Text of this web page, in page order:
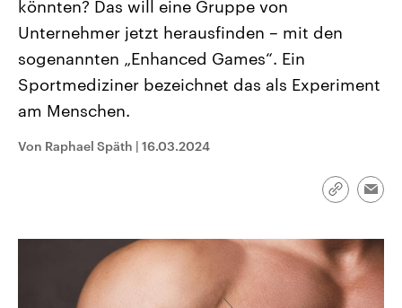
Bundesland von einer Koalition aus
Umfragen, Prognosen,
und Hintergründe zu den Parteien
und Kandidaten der anstehenden
Wahl.
mit großem Einfluss auf
Sendungen Programm Podcasts
Audio-Archiv
könnten? Das will eine Gruppe von
Unternehmer jetzt herausfinden – mit den
sogenannten „Enhanced Games“. Ein
Sportmediziner bezeichnet das als Experiment
am Menschen.
Von Raphael Späth | 16.03.2024
Link